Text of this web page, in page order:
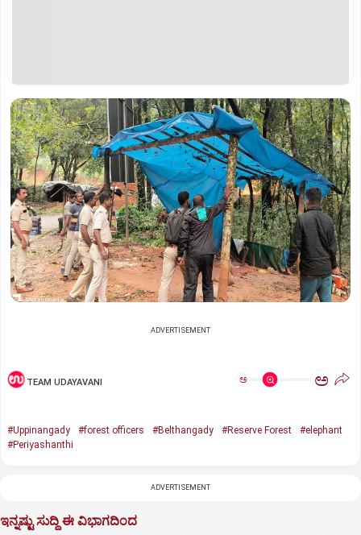
ADVERTISEMENT
TEAM UDAYAVANI ಅ ಅ
#Uppinangady #forest officers #Belthangady #Reserve Forest
#elephant
#Periyashanthi
ADVERTISEMENT
ಇನ್ನಷ್ಟು ಸುದ್ದಿ ಈ ವಿಭಾಗದಿಂದ